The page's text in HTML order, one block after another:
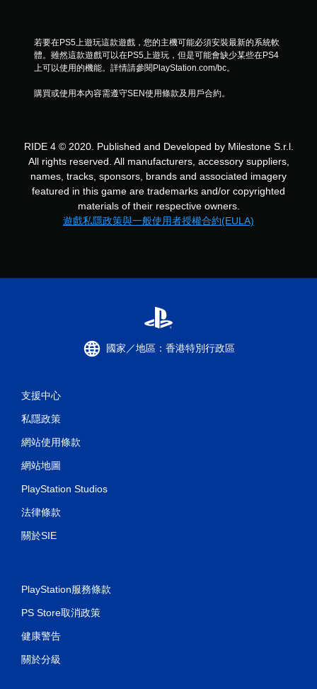
若要在PS5上遊玩這款遊戲，您的主機可能必須安裝最新的系統軟
體。雖然這款遊戲可以在PS5上遊玩，但是可能會缺少某些在PS4
上可以使用的機能。詳情請參閱PlayStation.com/bc。
購買或使用本內容需遵守SEN使用條款及用戶合約。
RIDE 4 © 2020. Published and Developed by Milestone S.r.l.
All rights reserved. All manufacturers, accessory suppliers,
names, tracks, sponsors, brands and associated imagery
featured in this game are trademarks and/or copyrighted
materials of their respective owners.
遊戲私隱政策與一般使用者授權合約(EULA)
國家／地區：香港特別行政區
支援中心
私隱政策
網站使用條款
網站地圖
PlayStation Studios
法律條款
關於SIE
PlayStation服務條款
PS Store取消政策
健康警告
關於分級